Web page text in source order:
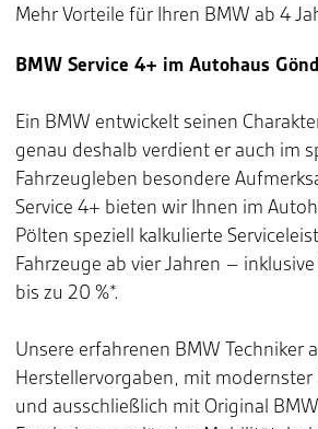
Mehr Vorteile für Ihren BMW ab 4
BMW Service 4+ im Autohaus
Ein BMW entwickelt seinen
genau deshalb verdient er auch im
Fahrzeugleben besondere
Service 4+ bieten wir Ihnen im
Pölten speziell kalkulierte
Fahrzeuge ab vier Jahren –
bis zu 20 %*.
Unsere erfahrenen BMW Techniker
Herstellervorgaben, mit
und ausschließlich mit Original